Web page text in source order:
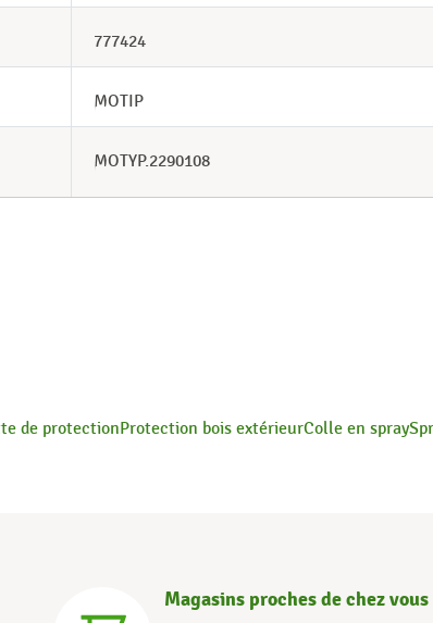
777424
MOTIP
MOTYP.2290108
de protectionProtection bois extérieurColle en spray
Magasins proches de chez vous